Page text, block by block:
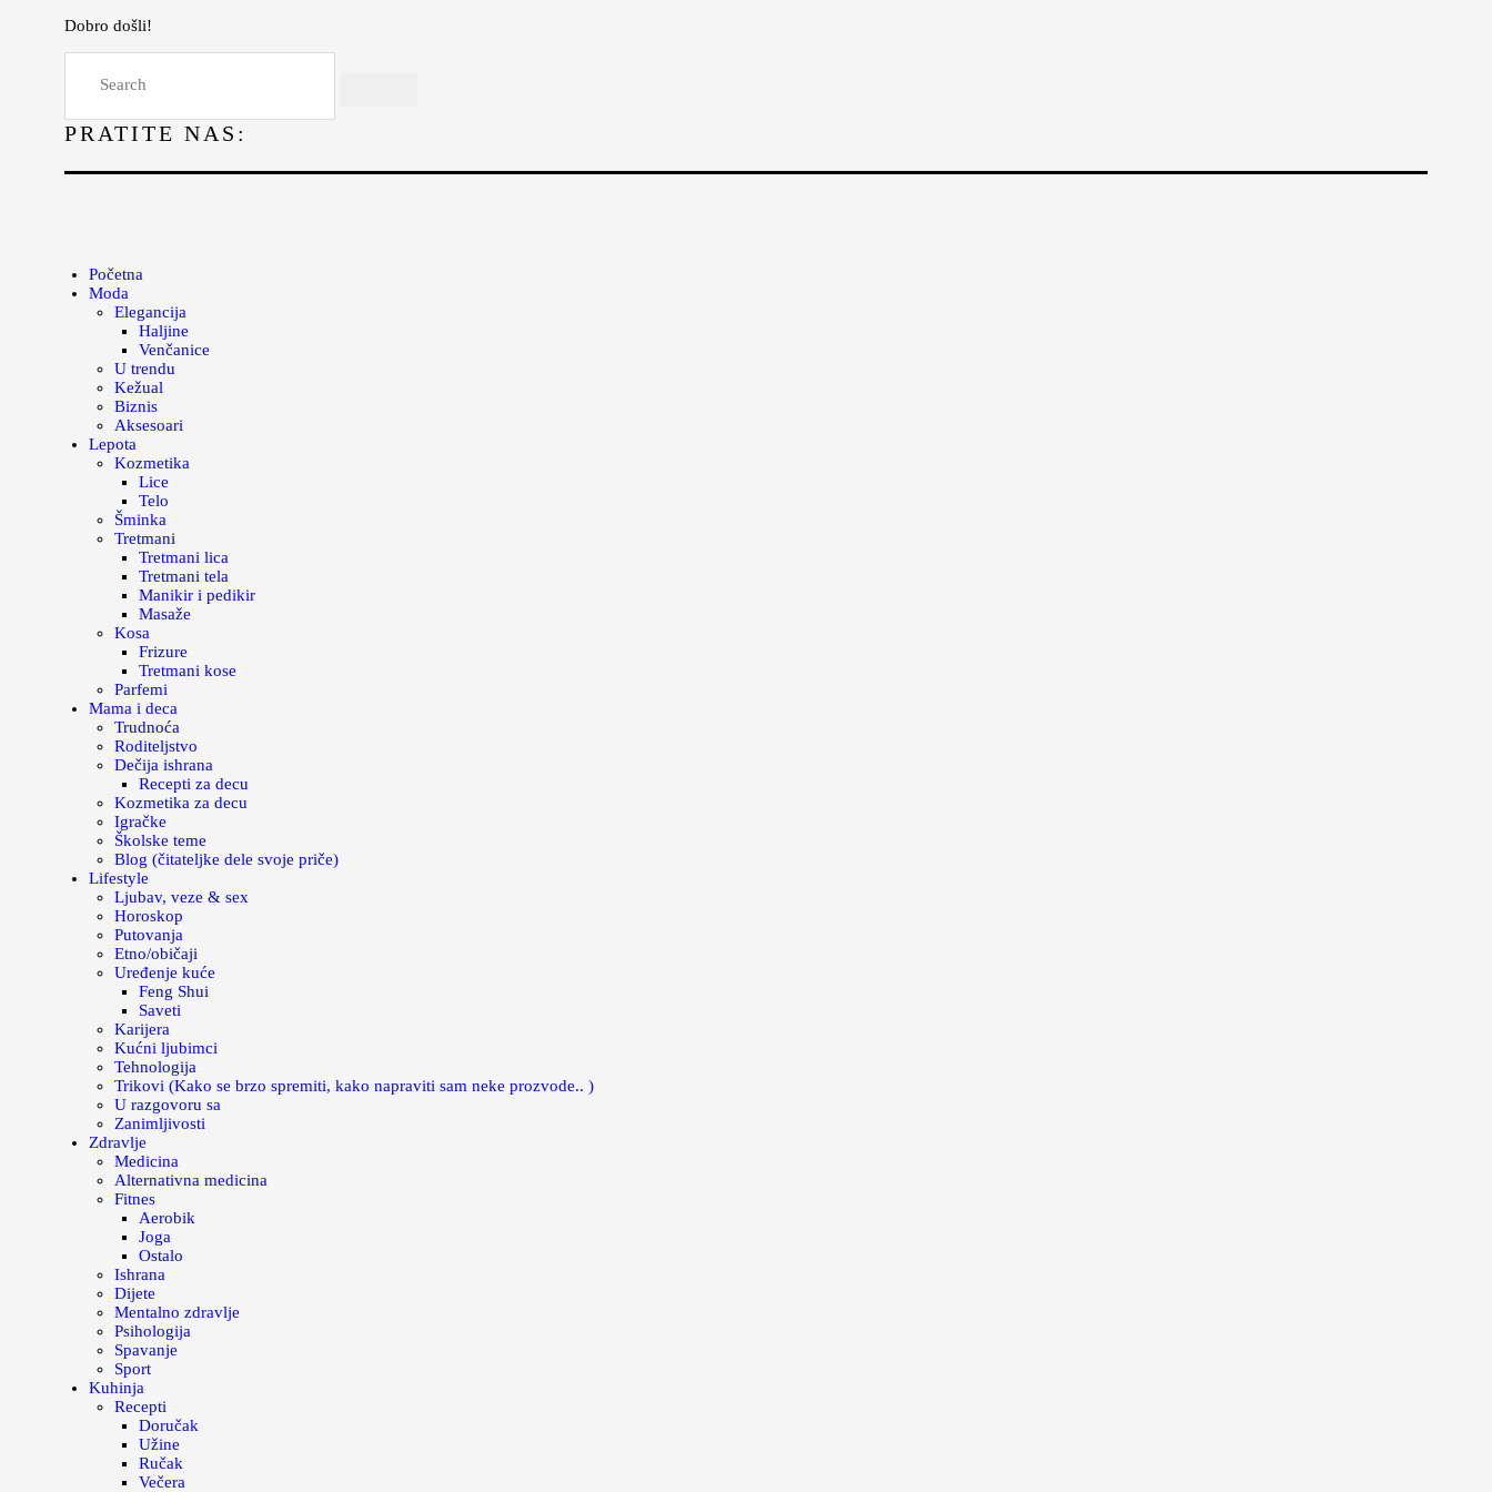
Dobro došli!
PRATITE NAS:
Početna
Moda
Elegancija
Haljine
Venčanice
U trendu
Kežual
Biznis
Aksesoari
Lepota
Kozmetika
Lice
Telo
Šminka
Tretmani
Tretmani lica
Tretmani tela
Manikir i pedikir
Masaže
Kosa
Frizure
Tretmani kose
Parfemi
Mama i deca
Trudnoća
Roditeljstvo
Dečija ishrana
Recepti za decu
Kozmetika za decu
Igračke
Školske teme
Blog (čitateljke dele svoje priče)
Lifestyle
Ljubav, veze & sex
Horoskop
Putovanja
Etno/običaji
Uređenje kuće
Feng Shui
Saveti
Karijera
Kućni ljubimci
Tehnologija
Trikovi (Kako se brzo spremiti, kako napraviti sam neke prozvode.. )
U razgovoru sa
Zanimljivosti
Zdravlje
Medicina
Alternativna medicina
Fitnes
Aerobik
Joga
Ostalo
Ishrana
Dijete
Mentalno zdravlje
Psihologija
Spavanje
Sport
Kuhinja
Recepti
Doručak
Užine
Ručak
Večera
Lepota
Kuhinja
Magazin